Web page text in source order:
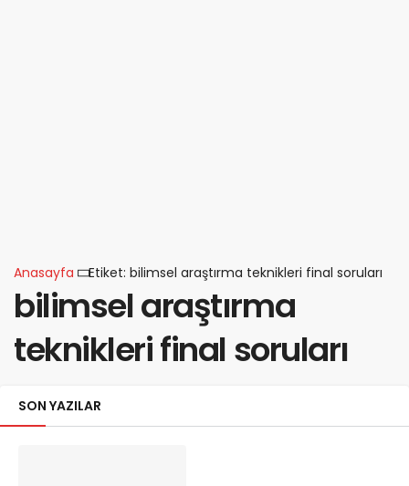
Anasayfa Etiket: bilimsel araştırma teknikleri final soruları
bilimsel araştırma
teknikleri final soruları
SON YAZILAR